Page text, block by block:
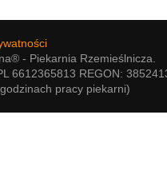
- Piekarnia Rzemieślnicza.
6612365813 REGON:
pracy piekarni)